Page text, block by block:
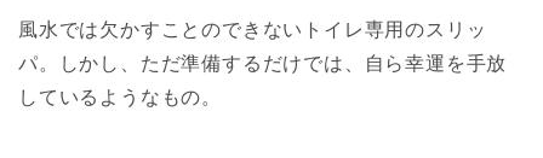
風水では欠かすことのできないトイレ専用のスリッ
パ。しかし、ただ準備するだけでは、自ら幸運を手放
しているようなもの。